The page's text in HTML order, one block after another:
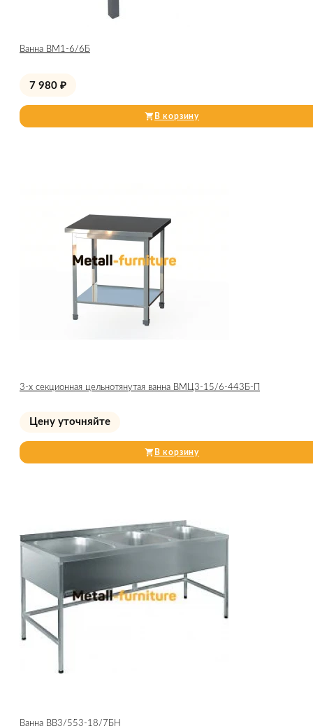
Ванна ВМ1-6/6Б
7 980 ₽
В корзину
3-х секционная цельнотянутая ванна ВМЦ3-15/6-443Б-П
Цену уточняйте
В корзину
Ванна ВВ3/553-18/7БН